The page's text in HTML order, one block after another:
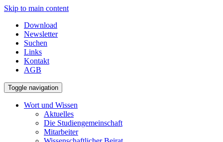
Skip to main content
Download
Newsletter
Suchen
Links
Kontakt
AGB
Toggle navigation
Wort und Wissen
Aktuelles
Die Studiengemeinschaft
Mitarbeiter